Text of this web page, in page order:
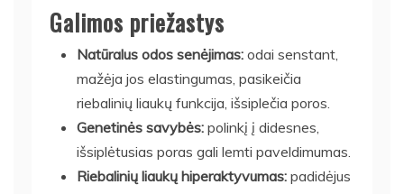
Galimos priežastys
Natūralus odos senėjimas: odai senstant,
mažėja jos elastingumas, pasikeičia
riebalinių liaukų funkcija, išsiplečia poros.
Genetinės savybės: polinkį į didesnes,
išsiplėtusias poras gali lemti paveldimumas.
Riebalinių liaukų hiperaktyvumas: padidėjus